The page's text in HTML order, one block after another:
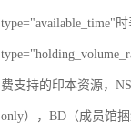
type="available_time"
费支持的印本资源，
only），BD（成员馆